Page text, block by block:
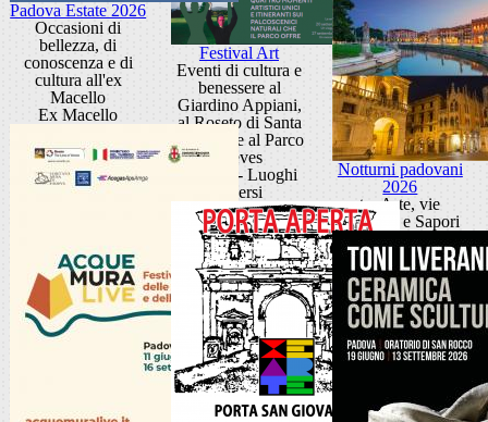
Festival Art
Eventi di cultura e
benessere al
Giardino Appiani,
al Roseto di Santa
Giustina e al Parco
Treves
Padova - Luoghi
diversi
Padova Estate 2026
Occasioni di
bellezza, di
conoscenza e di
cultura all'ex
Macello
Ex Macello
Notturni padovani
2026
tra Arte, vie
d'Acqua e Sapori